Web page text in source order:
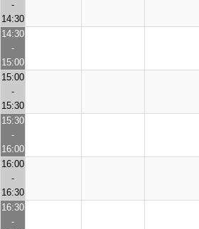
-
14:30
14:30
-
15:00
15:00
-
15:30
15:30
-
16:00
16:00
-
16:30
16:30
-